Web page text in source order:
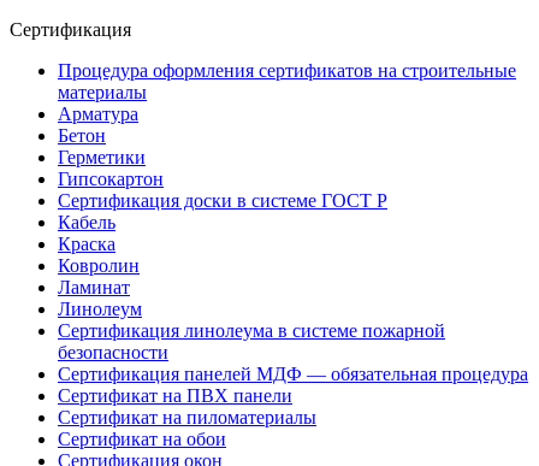
Сертификация
Процедура оформления сертификатов на строительные
материалы
Арматура
Бетон
Герметики
Гипсокартон
Сертификация доски в системе ГОСТ Р
Кабель
Краска
Ковролин
Ламинат
Линолеум
Сертификация линолеума в системе пожарной
безопасности
Сертификация панелей МДФ — обязательная процедура
Сертификат на ПВХ панели
Сертификат на пиломатериалы
Сертификат на обои
Сертификация окон